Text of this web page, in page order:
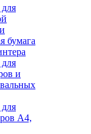
бумага
и
А4,